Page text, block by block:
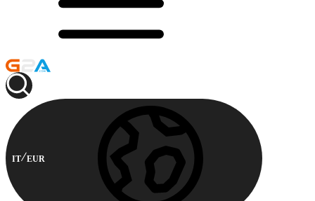
IT EUR